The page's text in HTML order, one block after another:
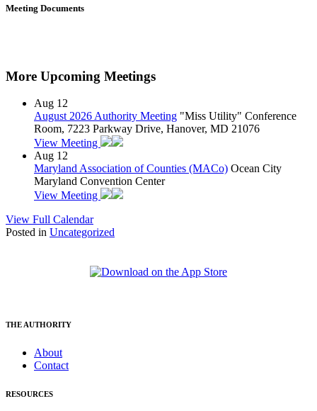
Meeting Documents
More Upcoming Meetings
Aug 12
August 2026 Authority Meeting "Miss Utility" Conference
Room, 7223 Parkway Drive, Hanover, MD 21076
View Meeting
Aug 12
Maryland Association of Counties (MACo) Ocean City
Maryland Convention Center
View Meeting
View Full Calendar
Posted in Uncategorized
THE AUTHORITY
About
Contact
RESOURCES